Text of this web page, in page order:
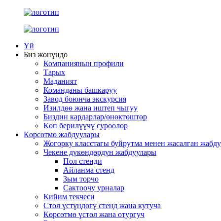
Үй
Биз жөнүндө
Компаниянын профили
Тарых
Маданият
Команданы башкаруу
Завод боюнча экскурсия
Изилдөө жана иштеп чыгуу
Биздин кардарлар/өнөктөштөр
Көп берилүүчү суроолор
Көрсөтмө жабдуулары
Жогорку класстагы буйрутма менен жасалган
Чекене дүкөндөрдүн жабдуулары
Пол стенди
Айланма стенд
Зым торчо
Сактоочу урналар
Кийим текчеси
Стол үстүндөгү стенд жана кутуча
Көрсөтмө үстөл жана отургуч